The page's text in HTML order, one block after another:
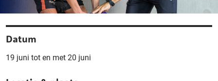
Datum
19 juni tot en met 20 juni